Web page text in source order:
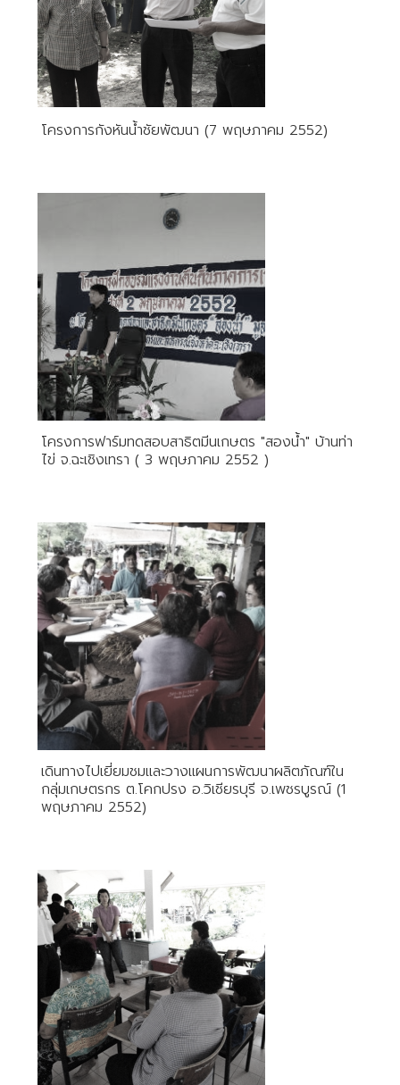
โครงการกังหันน้ำชัยพัฒนา (7 พฤษภาคม 2552)
โครงการฟาร์มทดสอบสาธิตมีนเกษตร "สองน้ำ" บ้านท่า
ไข่ จ.ฉะเชิงเทรา ( 3 พฤษภาคม 2552 )
เดินทางไปเยี่ยมชมและวางแผนการพัฒนาผลิตภัณฑ์ใน
กลุ่มเกษตรกร ต.โคกปรง อ.วิเชียรบุรี จ.เพชรบูรณ์ (1
พฤษภาคม 2552)